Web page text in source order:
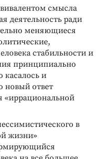
смысла
деятельность ради
меняющиеся
стабильности и
принципиально
касалось и
новый ответ
«иррациональной
в
жизни»